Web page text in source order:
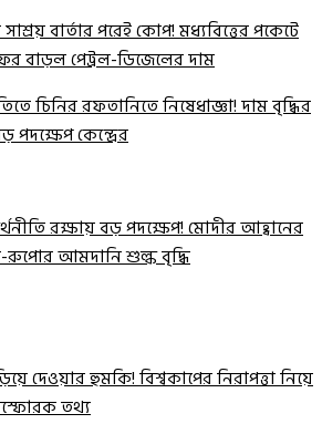
সাশ্রয় বার্তার পরেই কোপ! মধ্যবিত্তের পকেটে
বাড়ল পেট্রল-ডিজেলের দাম
চিনির রফতানিতে নিষেধাজ্ঞা! দাম বৃদ্ধির
কেন্দ্রের
রক্ষায় বড় পদক্ষেপ! মোদীর আহ্বানের
রুপোর আমদানি শুল্ক বৃদ্ধি
দেওয়ার হুমকি! বিশ্বকাপের নিরাপত্তা নিয়ে
তথ্য